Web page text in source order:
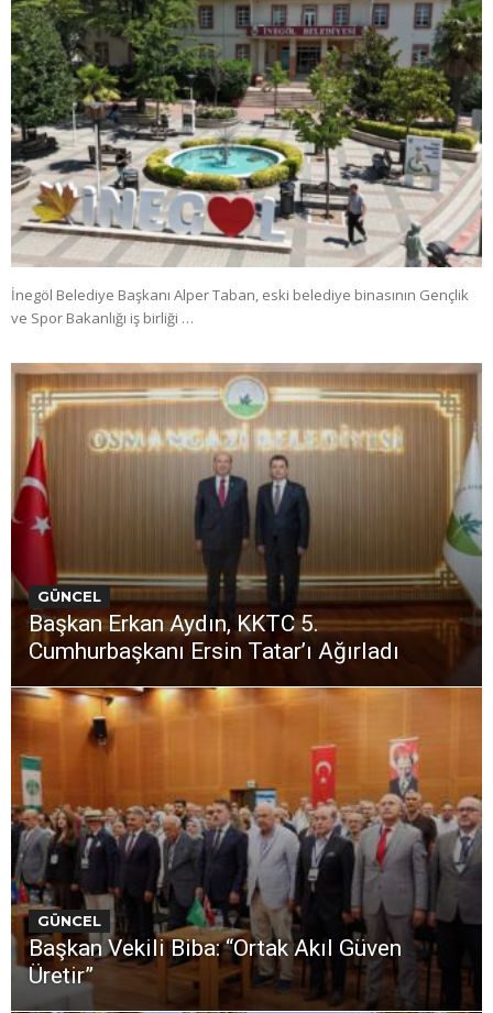
İnegöl Belediye Başkanı Alper Taban, eski belediye binasının Gençlik
ve Spor Bakanlığı iş birliği …
GÜNCEL
Başkan Erkan Aydın, KKTC 5.
Cumhurbaşkanı Ersin Tatar’ı Ağırladı
GÜNCEL
Başkan Vekili Biba: “Ortak Akıl Güven
Üretir”